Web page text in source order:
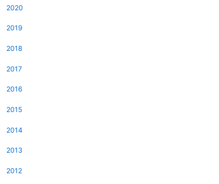
2020
2019
2018
2017
2016
2015
2014
2013
2012